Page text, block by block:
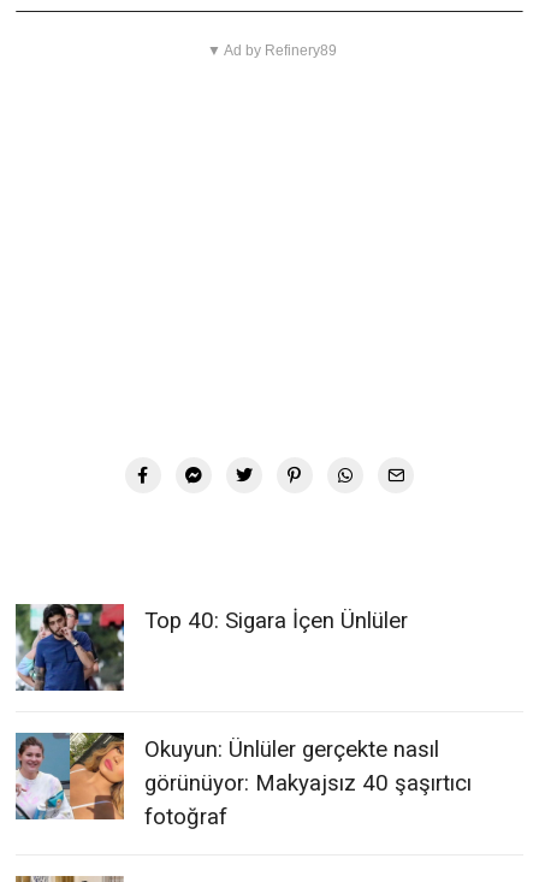
▼ Ad by Refinery89
Top 40: Sigara İçen Ünlüler
Okuyun: Ünlüler gerçekte nasıl
görünüyor: Makyajsız 40 şaşırtıcı
fotoğraf